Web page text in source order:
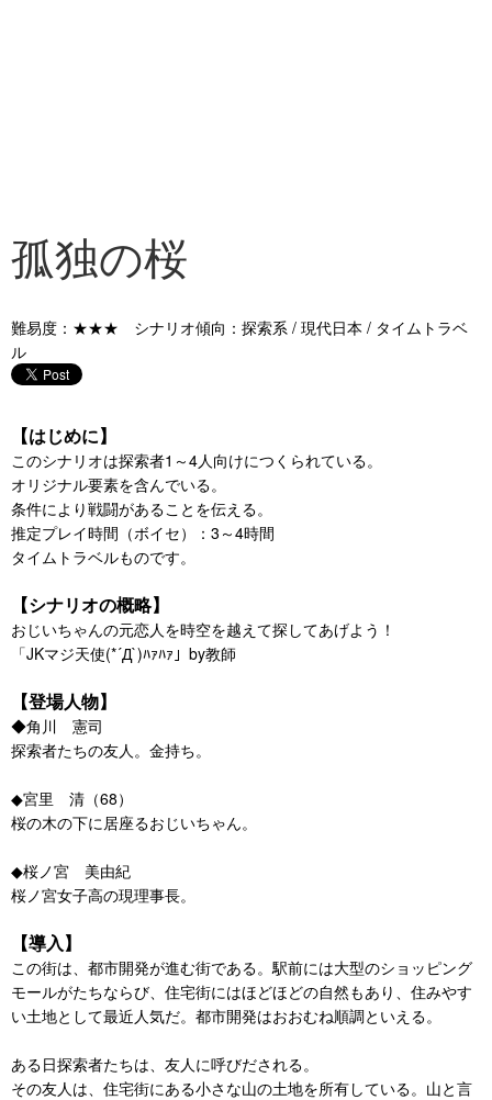
孤独の桜
難易度：★★★ シナリオ傾向：探索系 / 現代日本 / タイムトラベ
ル
【はじめに】
このシナリオは探索者1～4人向けにつくられている。
オリジナル要素を含んでいる。
条件により戦闘があることを伝える。
推定プレイ時間（ボイセ）：3～4時間
タイムトラベルものです。
【シナリオの概略】
おじいちゃんの元恋人を時空を越えて探してあげよう！
「JKマジ天使(*´Д`)ﾊｧﾊｧ」by教師
【登場人物】
◆角川 憲司
探索者たちの友人。金持ち。
◆宮里 清（68）
桜の木の下に居座るおじいちゃん。
◆桜ノ宮 美由紀
桜ノ宮女子高の現理事長。
【導入】
この街は、都市開発が進む街である。駅前には大型のショッピング
モールがたちならび、住宅街にはほどほどの自然もあり、住みやす
い土地として最近人気だ。都市開発はおおむね順調といえる。
ある日探索者たちは、友人に呼びだされる。
その友人は、住宅街にある小さな山の土地を所有している。山と言